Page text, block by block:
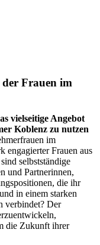
Frauen im
vielseitige Angebot
Koblenz zu nutzen
im
engagierter Frauen aus
selbstständige
und Partnerinnen,
die ihr
in einem starken
verbindet? Der
die Zukunft ihrer